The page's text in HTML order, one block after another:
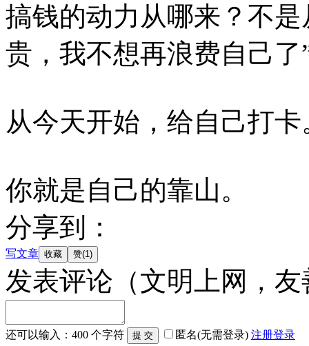
搞钱的动力从哪来？不
贵，我不想再浪费自己了
从今天开始，给自己打卡
你就是自己的靠山。
分享到：
写文章
发表评论 （文明上网，
还可以输入： 400 个字符 匿名(无需登录) 注册登录